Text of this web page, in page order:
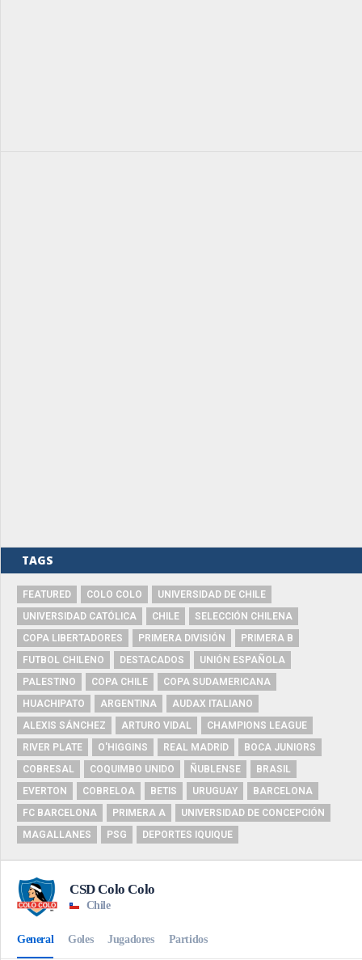
TAGS
FEATURED COLO COLO
UNIVERSIDAD DE CHILE
UNIVERSIDAD CATÓLICA
CHILE
SELECCIÓN CHILENA
COPA LIBERTADORES
PRIMERA DIVISIÓN
PRIMERA B
FUTBOL CHILENO
DESTACADOS
UNIÓN ESPAÑOLA
PALESTINO
COPA CHILE
COPA SUDAMERICANA
HUACHIPATO
ARGENTINA
AUDAX ITALIANO
ALEXIS SÁNCHEZ
ARTURO VIDAL
CHAMPIONS LEAGUE
RIVER PLATE
O'HIGGINS REAL MADRID
BOCA JUNIORS
COBRESAL
COQUIMBO UNIDO ÑUBLENSE
BRASIL
EVERTON
COBRELOA BETIS URUGUAY
BARCELONA
FC BARCELONA
PRIMERA A
UNIVERSIDAD DE CONCEPCIÓN
MAGALLANES
PSG DEPORTES IQUIQUE